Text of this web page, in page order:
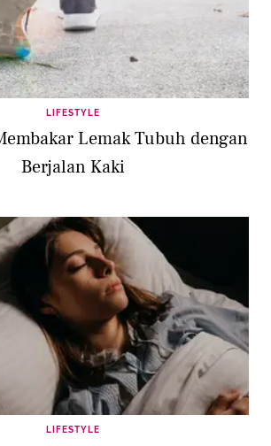
LIFESTYLE
Lemak Tubuh dengan
Berjalan Kaki
LIFESTYLE